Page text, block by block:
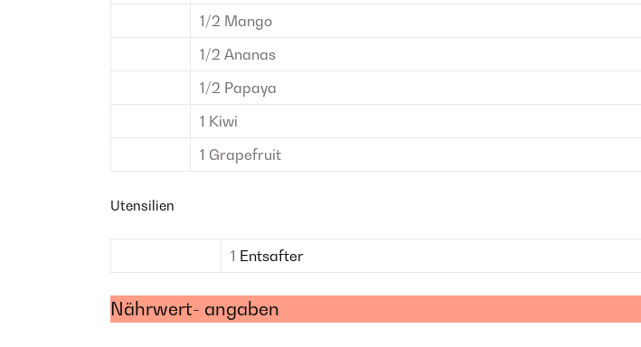
1/2 Mango
1/2 Ananas
1/2 Papaya
1 Kiwi
1 Grapefruit
Utensilien
1 Entsafter
Nährwert- angaben